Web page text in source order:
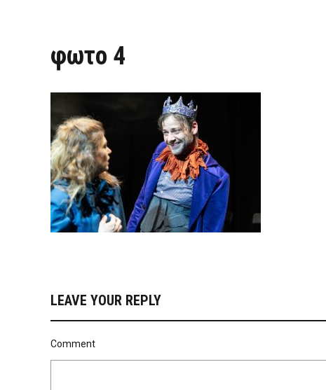
φωτο 4
LEAVE YOUR REPLY
Comment